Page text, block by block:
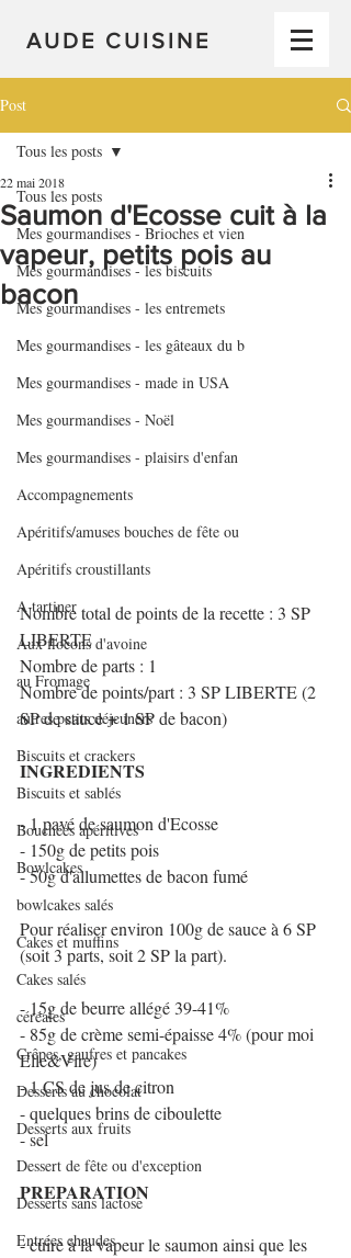
AUDE CUISINE
Post
Tous les posts
Mes gourmandises - Brioches et vien
Mes gourmandises - les biscuits
Mes gourmandises - les entremets
Mes gourmandises - les gâteaux du b
Mes gourmandises - made in USA
Mes gourmandises - Noël
Mes gourmandises - plaisirs d'enfan
Accompagnements
Apéritifs/amuses bouches de fête ou
Apéritifs croustillants
A tartiner
Aux flocons d'avoine
au Fromage
autres petits déjeuners
Biscuits et crackers
Biscuits et sablés
Bouchées apéritives
Bowlcakes
bowlcakes salés
Cakes et muffins
Cakes salés
céréales
Crêpes, gaufres et pancakes
Desserts au chocolat
Desserts aux fruits
Dessert de fête ou d'exception
Desserts sans lactose
Entrées chaudes
Tous les posts
Saumon d'Ecosse cuit à la
vapeur, petits pois au
bacon
22 mai 2018
Nombre total de points de la recette : 3 SP
LIBERTE
Nombre de parts : 1
Nombre de points/part : 3 SP LIBERTE (2
SP de sauce + 1 SP de bacon)
INGREDIENTS
- 1 pavé de saumon d'Ecosse
- 150g de petits pois
- 50g d'allumettes de bacon fumé
Pour réaliser environ 100g de sauce à 6 SP
(soit 3 parts, soit 2 SP la part).
- 15g de beurre allégé 39-41%
- 85g de crème semi-épaisse 4% (pour moi
Elle&Vire)
- 1 CS de jus de citron
- quelques brins de ciboulette
- sel
PREPARATION
- cuire à la vapeur le saumon ainsi que les